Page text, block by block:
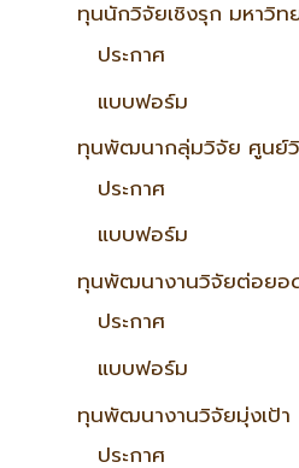
ทุนนักวิจัยเชิงรุก มหาวิท
ประกาศ
แบบฟอร์ม
ทุนพัฒนากลุ่มวิจัย ศูนย์วิ
ประกาศ
แบบฟอร์ม
ทุนพัฒนางานวิจัยต่อยอ
ประกาศ
แบบฟอร์ม
ทุนพัฒนางานวิจัยมุ่งเป้า
ประกาศ